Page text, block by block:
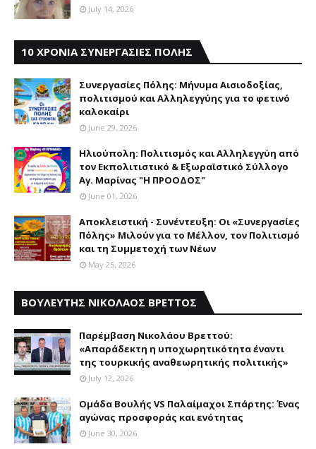
July 14, 2026
10 ΧΡΟΝΙΑ ΣΥΝΕΡΓΑΣΙΕΣ ΠΟΛΗΣ
Συνεργασίες Πόλης: Mήνυμα Aισιοδοξίας,
πολιτισμού και Aλληλεγγύης για το φετινό
καλοκαίρι
June 29, 2026
Ηλιούπολη: Πολιτισμός και Aλληλεγγύη από
τον Εκπολιτιστικό & Εξωραϊστικό Σύλλογο
Αγ. Μαρίνας "Η ΠΡΟΟΔΟΣ"
June 01, 2026
Αποκλειστική - Συνέντευξη: Οι «Συνεργασίες
Πόλης» Μιλούν για το Μέλλον, τον Πολιτισμό
και τη Συμμετοχή των Νέων
May 25, 2026
ΒΟΥΛΕΥΤΗΣ ΝΙΚΟΛΑΟΣ ΒΡΕΤΤΟΣ
Παρέμβαση Nικολάου Bρεττού:
«Aπαράδεκτη η υποχωρητικότητα έναντι
της τουρκικής αναθεωρητικής πολιτικής»
July 12, 2026
Ομάδα Βουλής VS Παλαίμαχοι Σπάρτης: Ένας
αγώνας προσφοράς και ενότητας
June 30, 2026